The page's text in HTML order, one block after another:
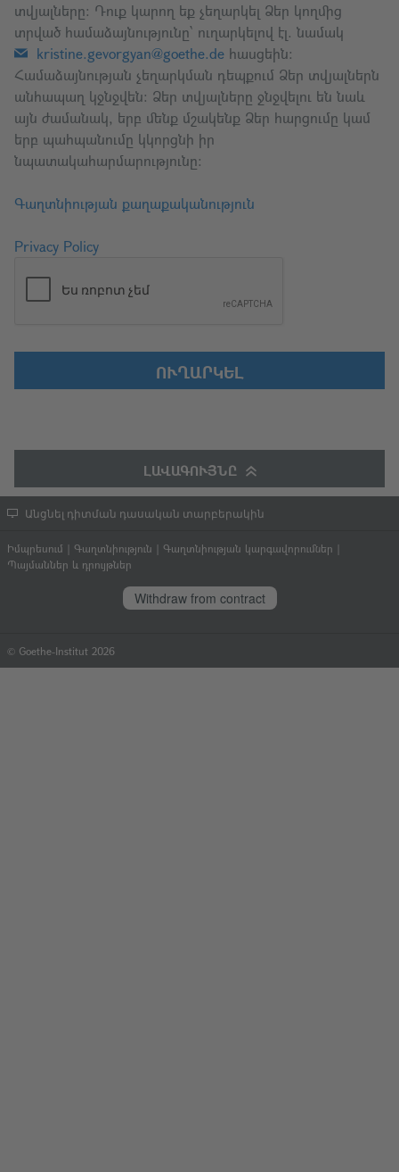
տվյալները։ Դուք կարող եք չեղարկել Ձեր կողմից
տրված համաձայնությունը՝ ուղարկելով էլ. նամակ
kristine.gevorgyan@goethe.de հասցեին։
Համաձայնության չեղարկման դեպքում Ձեր տվյալներն
անհապաղ կջնջվեն։ Ձեր տվյալները ջնջվելու են նաև
այն ժամանակ, երբ մենք մշակենք Ձեր հարցումը կամ
երբ պահպանումը կկորցնի իր
նպատակահարմարությունը։
Գաղտնիության քաղաքականություն
Privacy Policy
ՈՒՂԱՐԿԵԼ
ԼԱՎԱԳՈՒՅՆԸ
Անցնել դիտման դասական տարբերակին
Իմպրեսում | Գաղտնիություն | Գաղտնիության կարգավորումներ |
Պայմաններ և դրույթներ
Withdraw from contract
© Goethe-Institut 2026